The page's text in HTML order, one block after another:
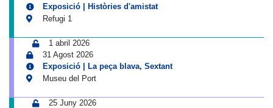
Exposició | Històries d'amistat
Refugi 1
1 abril 2026
31 Agost 2026
Exposició | La peça blava, Sextant
Museu del Port
25 Juny 2026